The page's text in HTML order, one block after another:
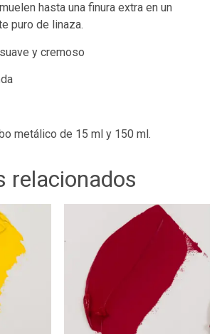
hasta una finura extra en un
puro de linaza.
y cremoso
metálico de 15 ml y 150 ml.
relacionados